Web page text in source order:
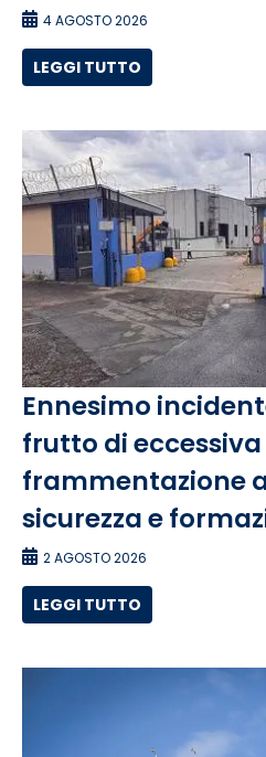
4 AGOSTO 2026
LEGGI TUTTO
Ennesimo
frutto di eccessiva
frammentazione
sicurezza e
2 AGOSTO 2026
LEGGI TUTTO